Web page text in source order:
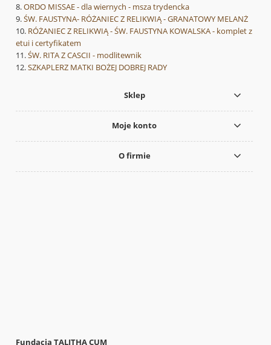
ORDO MISSAE - dla wiernych - msza trydencka
ŚW. FAUSTYNA- RÓŻANIEC Z RELIKWIĄ - GRANATOWY MELANŻ
RÓŻANIEC Z RELIKWIĄ - ŚW. FAUSTYNA KOWALSKA - komplet z
etui i certyfikatem
ŚW. RITA Z CASCII - modlitewnik
SZKAPLERZ MATKI BOŻEJ DOBREJ RADY
Sklep
Moje konto
O firmie
Fundacja TALITHA CUM